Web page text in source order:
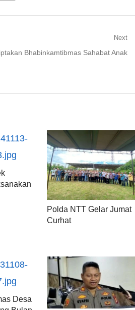
Next
Bhabinkamtibmas Sahabat Anak
Polda NTT Gelar Jumat
Curhat
Desa